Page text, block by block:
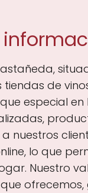
tiendas de
especial
nuestros
lo que
Nuestro